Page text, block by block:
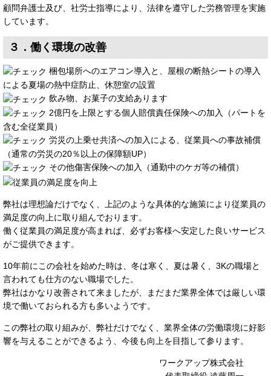
顧問弁護士及び、社労士指導により、法律を遵守した労務管理を実施
しています。
３．働く環境の改善
梱包場所へのエアコン導入と、屋根の断熱シートの導入
による夏場の熱中症防止、休憩室の設置
飲み物、お菓子の支給あります
2億円を上限とする個人賠償責任保険への加入（パートを
含む全従業員）
労災の上乗せ共済への加入による、従業員への事故補償
（通常の労災の20％以上の保障額UP）
その他傷害保険への加入（通勤中のケガ等の補償）
弊社は理想論だけでなく、上記のような具体的な施策により従業員の
満足度の向上に取り組んでおります。
働く従業員の満足度が高まれば、必ずお客様へ安定した良いサービス
がご提供できます。
10年前にこの会社を始めた時は、冬は寒く、夏は暑く、3Kの職場と
言われても仕方のない職場でした。
弊社はかなり改善されて来ましたが、まだまだ業界全体では厳しい環
境で働いておられる方も多いようです。
この弊社の取り組みが、弊社だけでなく、業界全体の労働環境に好影
響を与えることができるよう、今後も向上を目指して参ります。
ワークアップ株式会社